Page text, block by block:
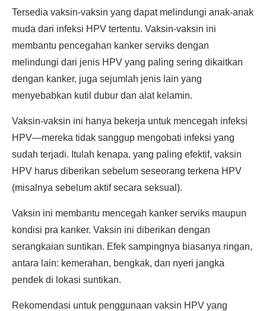
Tersedia vaksin-vaksin yang dapat melindungi anak-anak
muda dari infeksi HPV tertentu. Vaksin-vaksin ini
membantu pencegahan kanker serviks dengan
melindungi dari jenis HPV yang paling sering dikaitkan
dengan kanker, juga sejumlah jenis lain yang
menyebabkan kutil dubur dan alat kelamin.
Vaksin-vaksin ini hanya bekerja untuk mencegah infeksi
HPV—mereka tidak sanggup mengobati infeksi yang
sudah terjadi. Itulah kenapa, yang paling efektif, vaksin
HPV harus diberikan sebelum seseorang terkena HPV
(misalnya sebelum aktif secara seksual).
Vaksin ini membantu mencegah kanker serviks maupun
kondisi pra kanker. Vaksin ini diberikan dengan
serangkaian suntikan. Efek sampingnya biasanya ringan,
antara lain: kemerahan, bengkak, dan nyeri jangka
pendek di lokasi suntikan.
Rekomendasi untuk penggunaan vaksin HPV yang